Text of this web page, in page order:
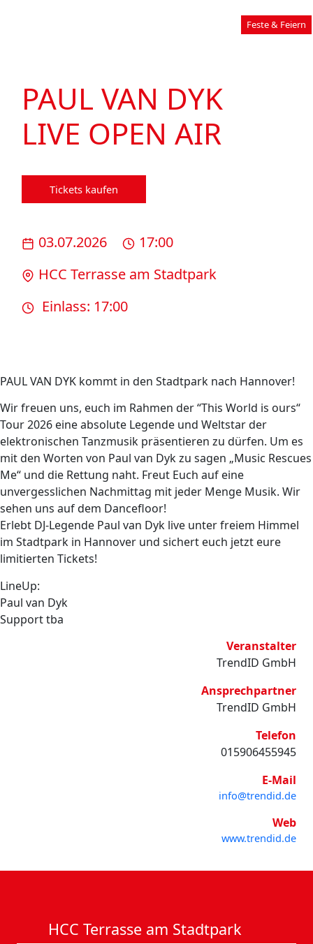
Feste & Feiern
PAUL VAN DYK
LIVE OPEN AIR
Tickets kaufen
03.07.2026
17:00
HCC Terrasse am Stadtpark
Einlass: 17:00
PAUL VAN DYK kommt in den Stadtpark nach Hannover!
Wir freuen uns, euch im Rahmen der “This World is ours“
Tour 2026 eine absolute Legende und Weltstar der
elektronischen Tanzmusik präsentieren zu dürfen. Um es
mit den Worten von Paul van Dyk zu sagen „Music Rescues
Me“ und die Rettung naht. Freut Euch auf eine
unvergesslichen Nachmittag mit jeder Menge Musik. Wir
sehen uns auf dem Dancefloor!
Erlebt DJ-Legende Paul van Dyk live unter freiem Himmel
im Stadtpark in Hannover und sichert euch jetzt eure
limitierten Tickets!
LineUp:
Paul van Dyk
Support tba
Veranstalter
TrendID GmbH
Ansprechpartner
TrendID GmbH
Telefon
015906455945
E-Mail
info@trendid.de
Web
www.trendid.de
HCC Terrasse am Stadtpark